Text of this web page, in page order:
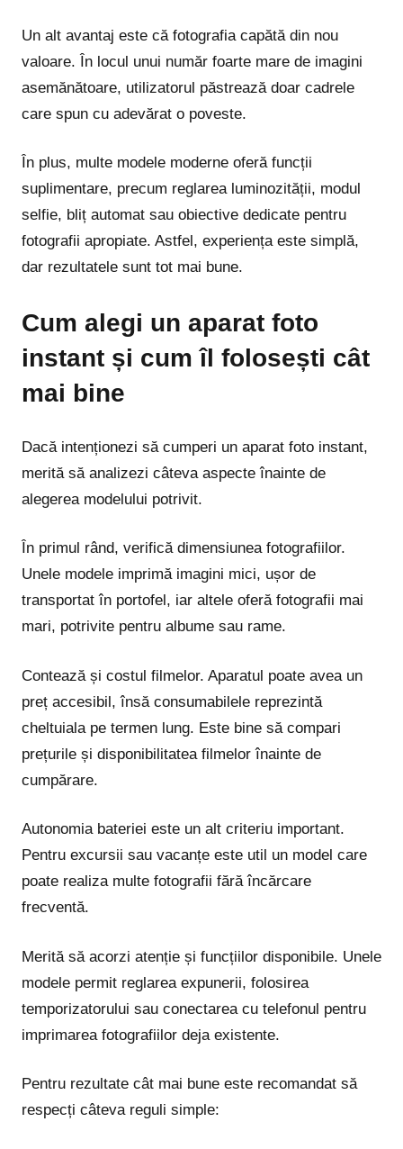
Un alt avantaj este că fotografia capătă din nou
valoare. În locul unui număr foarte mare de imagini
asemănătoare, utilizatorul păstrează doar cadrele
care spun cu adevărat o poveste.
În plus, multe modele moderne oferă funcții
suplimentare, precum reglarea luminozității, modul
selfie, bliț automat sau obiective dedicate pentru
fotografii apropiate. Astfel, experiența este simplă,
dar rezultatele sunt tot mai bune.
Cum alegi un aparat foto
instant și cum îl folosești cât
mai bine
Dacă intenționezi să cumperi un aparat foto instant,
merită să analizezi câteva aspecte înainte de
alegerea modelului potrivit.
În primul rând, verifică dimensiunea fotografiilor.
Unele modele imprimă imagini mici, ușor de
transportat în portofel, iar altele oferă fotografii mai
mari, potrivite pentru albume sau rame.
Contează și costul filmelor. Aparatul poate avea un
preț accesibil, însă consumabilele reprezintă
cheltuiala pe termen lung. Este bine să compari
prețurile și disponibilitatea filmelor înainte de
cumpărare.
Autonomia bateriei este un alt criteriu important.
Pentru excursii sau vacanțe este util un model care
poate realiza multe fotografii fără încărcare
frecventă.
Merită să acorzi atenție și funcțiilor disponibile. Unele
modele permit reglarea expunerii, folosirea
temporizatorului sau conectarea cu telefonul pentru
imprimarea fotografiilor deja existente.
Pentru rezultate cât mai bune este recomandat să
respecți câteva reguli simple: